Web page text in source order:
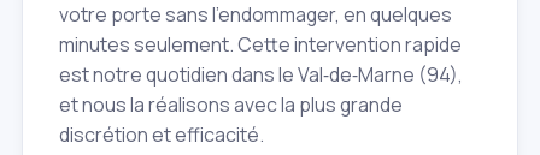
votre porte sans l'endommager, en quelques
minutes seulement. Cette intervention rapide
est notre quotidien dans le Val‑de‑Marne (94),
et nous la réalisons avec la plus grande
discrétion et efficacité.